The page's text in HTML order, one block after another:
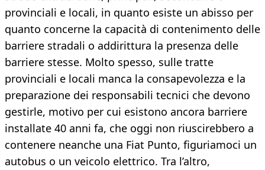
provinciali e locali, in quanto esiste un abisso per
quanto concerne la capacità di contenimento delle
barriere stradali o addirittura la presenza delle
barriere stesse. Molto spesso, sulle tratte
provinciali e locali manca la consapevolezza e la
preparazione dei responsabili tecnici che devono
gestirle, motivo per cui esistono ancora barriere
installate 40 anni fa, che oggi non riuscirebbero a
contenere neanche una Fiat Punto, figuriamoci un
autobus o un veicolo elettrico. Tra l’altro,